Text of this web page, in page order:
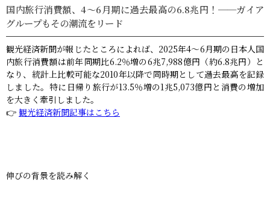
GAIA
Corporation
-
国内旅行消費額、4～6月期に過去最高の6.8兆円！──ガイア
グループもその潮流をリード
観光経済新聞が報じたところによれば、2025年4～6月期の日本人国
内旅行消費額は前年同期比6.2％増の6兆7,988億円（約6.8兆円）と
なり、統計上比較可能な2010年以降で同時期として過去最高を記録
しました。特に日帰り旅行が13.5％増の1兆5,073億円と消費の増加
を大きく牽引しました。
👉 観光経済新聞記事はこちら
伸びの背景を読み解く